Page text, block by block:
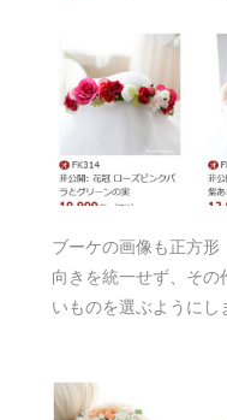
ブーケの画像も正方形
向きを統一せず、そ
いものを選ぶようにし